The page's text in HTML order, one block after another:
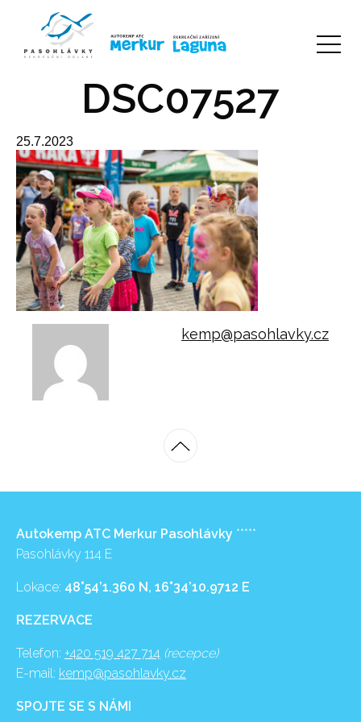
DSC07527
25.7.2023
kemp@pasohlavky.cz
Autokemp ATC Merkur Pasohlávky *****
Pasohlávky 114 E
Lokace: 48°54’1.360 N, 16°34’10.9712 E
REZERVACE
Telefon: +420 519 427 714 (recepce)
E-mail: kemp@pasohlavky.cz
SPOJTE SE S NÁMI